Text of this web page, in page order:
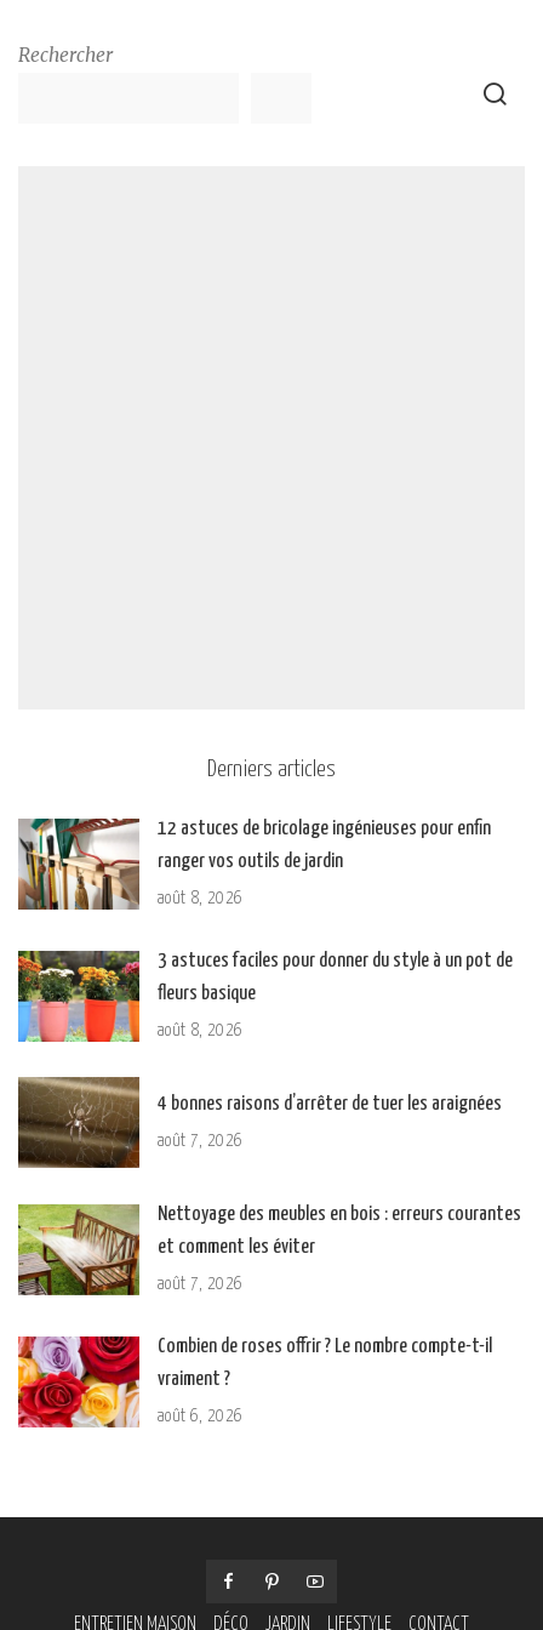
Rechercher
Derniers articles
12 astuces de bricolage ingénieuses pour enfin
ranger vos outils de jardin
août 8, 2026
3 astuces faciles pour donner du style à un pot de
fleurs basique
août 8, 2026
4 bonnes raisons d’arrêter de tuer les araignées
août 7, 2026
Nettoyage des meubles en bois : erreurs courantes
et comment les éviter
août 7, 2026
Combien de roses offrir ? Le nombre compte-t-il
vraiment ?
août 6, 2026
ENTRETIEN MAISON DÉCO JARDIN LIFESTYLE CONTACT